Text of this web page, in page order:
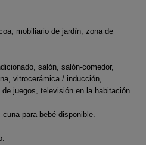
mobiliario de jardín, zona de
salón, salón-comedor,
vitrocerámica / inducción,
juegos, televisión en la habitación.
para bebé disponible.